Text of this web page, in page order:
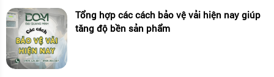
Tổng hợp các cách bảo vệ vải hiện nay giúp
tăng độ bền sản phẩm